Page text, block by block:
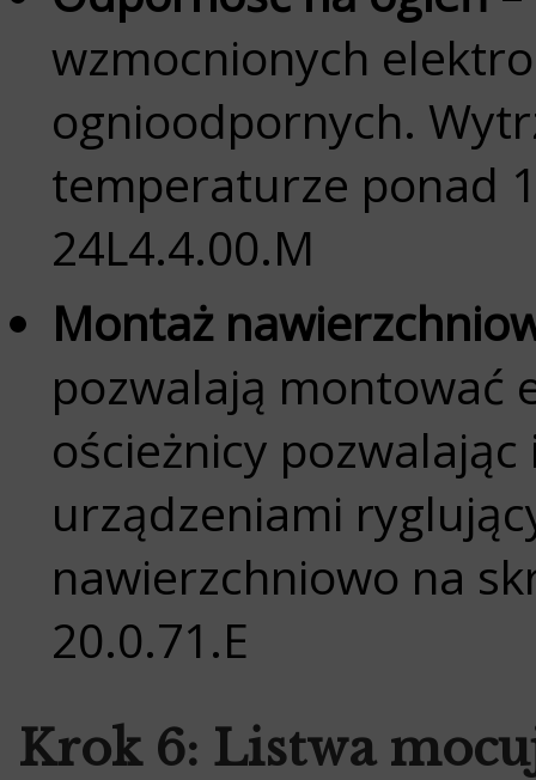
wzmocnionych
ognioodpornych.
temperaturze ponad
24L4.4.00.M
Montaż
pozwalają montować
ościeżnicy
urządzeniami
nawierzchniowo na
20.0.71.E
Krok 6: Listwa